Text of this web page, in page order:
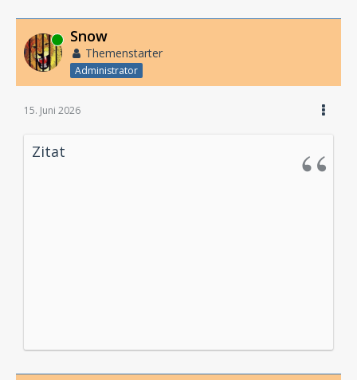
Online Snow
Themenstarter
Administrator
15. Juni 2026
Zitat